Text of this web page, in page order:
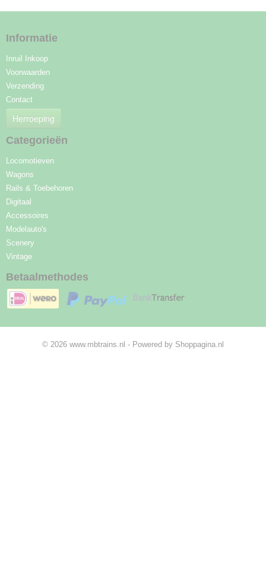
Informatie
Inruil Inkoop
Voorwaarden
Verzending
Contact
Herroeping
Categorieën
Locomotieven
Wagons
Rails & Toebehoren
Digitaal
Accessoires
Modelauto's
Scenery
Vintage
Betaalmethodes
© 2026 www.mbtrains.nl - Powered by Shoppagina.nl